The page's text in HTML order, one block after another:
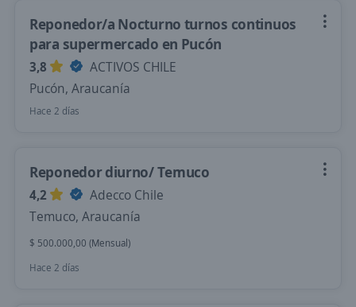
Reponedor/a Nocturno turnos continuos
para supermercado en Pucón
3,8
ACTIVOS CHILE
Pucón, Araucanía
Hace 2 días
Reponedor diurno/ Temuco
4,2
Adecco Chile
Temuco, Araucanía
$ 500.000,00 (Mensual)
Hace 2 días